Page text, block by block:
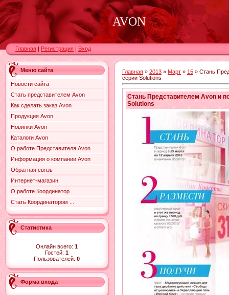
AVON
Главная | Регистрация | Вход
Меню сайта
Новости сайта
Стать представителем Avon
Как сделать заказ Avon
Продукция Avon
Новинки Avon
Каталоги Avon
О работе Представителя Avon
Информация о компании Avon
Обратная связь
Интернет-магазин
О работе Координатор...
Стать Координатором ...
Статистика
Онлайн всего: 1
Гостей: 1
Пользователей: 0
Форма входа
Главная » 2013 » Март » 15 » Стань
серии Solutions
Стань Представителем Avon и
Solutions